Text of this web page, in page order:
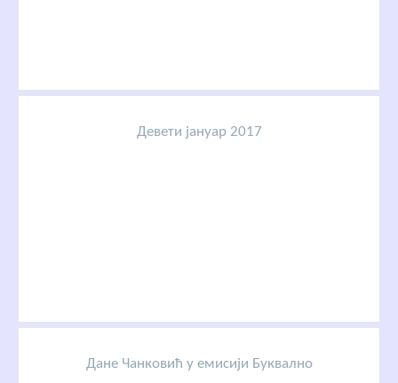
Девети јануар 2017
Дане Чанковић у емисији Буквално